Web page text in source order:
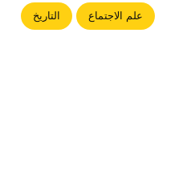
علم الاجتماع التاريخ